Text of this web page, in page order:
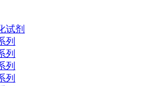
试剂
列
列
列
列